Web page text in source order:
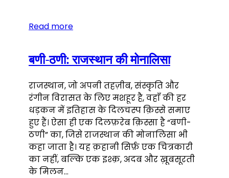
Read more
बणी-ठणी: राजस्थान की मोनालिसा
राजस्थान, जो अपनी तहज़ीब, संस्कृति और
रंगीन विरासत के लिए मशहूर है, वहाँ की हर
धड़कन में इतिहास के दिलचस्प क़िस्से समाए
हुए हैं। ऐसा ही एक दिलफ़रेब क़िस्सा है “बणी-
ठणी” का, जिसे राजस्थान की मोनालिसा भी
कहा जाता है। यह क़हानी सिर्फ़ एक चित्रकारी
का नहीं, बल्कि एक इश्क़, अदब और ख़ूबसूरती
के मिलन…